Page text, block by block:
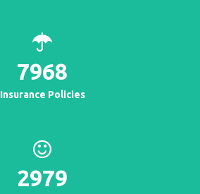
7968
Insurance Policies
2979